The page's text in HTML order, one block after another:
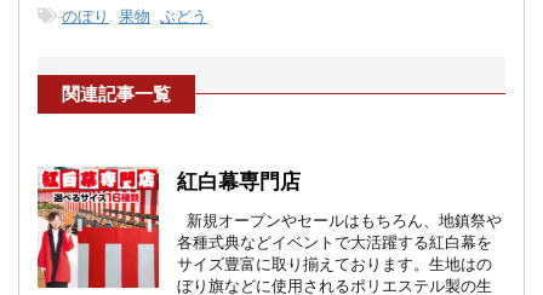
-のぼり , 果物, ぶどう
関連記事一覧
紅白幕専門店
新規オープンやセールはもちろん、地鎮祭や
各種式典などイベントで大活躍する紅白幕を
サイズ豊富に取り揃えております。生地はの
ぼり旗などに使用されるポリエステル製の生